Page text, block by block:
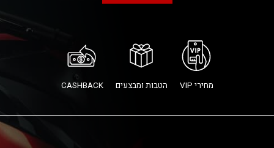
מחירי VIP הטבות ומבצעים CASHBACK